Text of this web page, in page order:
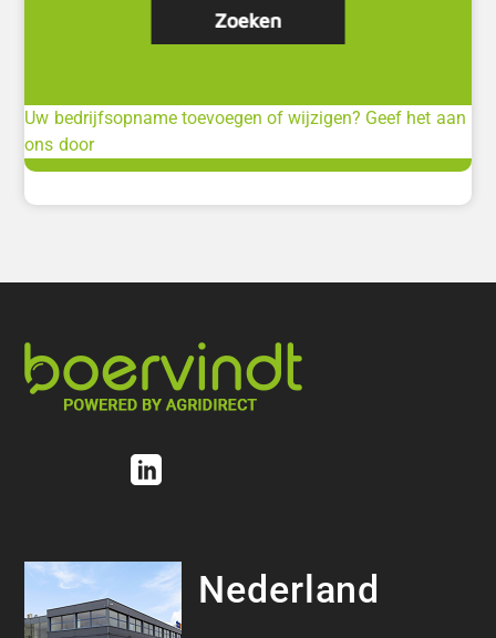
Uw bedrijfsopname toevoegen of wijzigen? Geef het aan
ons door
Nederland